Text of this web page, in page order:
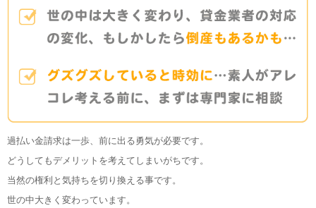
過払い金請求は一歩、前に出る勇気が必要です。
どうしてもデメリットを考えてしまいがちです。
当然の権利と気持ちを切り換える事です。
世の中大きく変わっています。